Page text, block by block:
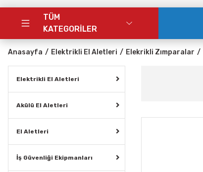
TÜM
KATEGORİLER
Anasayfa Elektrikli El Aletleri Elekrikli Zımparalar
Elektrikli El Aletleri
Akülü El Aletleri
El Aletleri
İş Güvenliği Ekipmanları